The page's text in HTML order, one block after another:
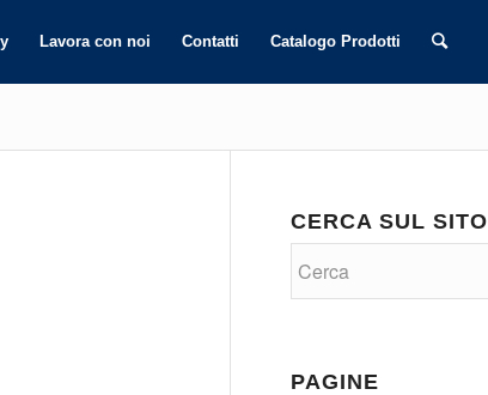
Lavora con noi Contatti Catalogo Prodotti
CERCA SUL SITO
PAGINE